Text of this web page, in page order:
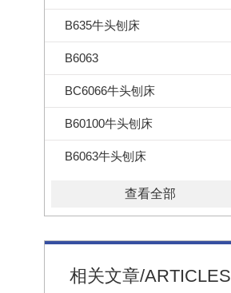
B635牛头刨床
B6063
BC6066牛头刨床
B60100牛头刨床
B6063牛头刨床
查看全部
相关文章/ARTICLES